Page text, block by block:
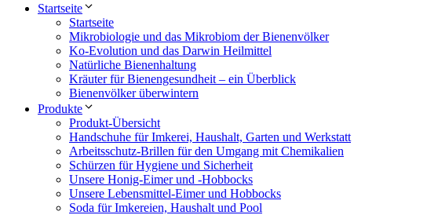
Startseite
Startseite
Mikrobiologie und das Mikrobiom der Bienenvölker
Ko-Evolution und das Darwin Heilmittel
Natürliche Bienenhaltung
Kräuter für Bienengesundheit – ein Überblick
Bienenvölker überwintern
Produkte
Produkt-Übersicht
Handschuhe für Imkerei, Haushalt, Garten und Werkstatt
Arbeitsschutz-Brillen für den Umgang mit Chemikalien
Schürzen für Hygiene und Sicherheit
Unsere Honig-Eimer und -Hobbocks
Unsere Lebensmittel-Eimer und Hobbocks
Soda für Imkereien, Haushalt und Pool